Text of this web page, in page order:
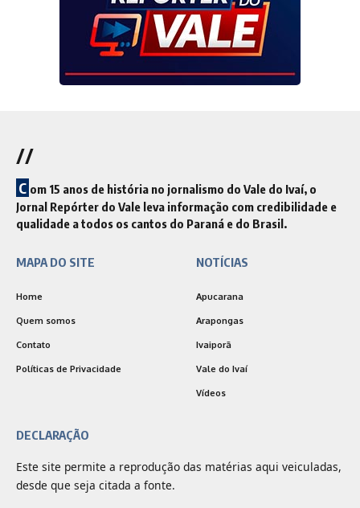
//
C om 15 anos de história no jornalismo do Vale do Ivaí, o
Jornal Repórter do Vale leva informação com credibilidade e
qualidade a todos os cantos do Paraná e do Brasil.
MAPA DO SITE
Home
Quem somos
Contato
Políticas de Privacidade
NOTÍCIAS
Apucarana
Arapongas
Ivaiporã
Vale do Ivaí
Vídeos
DECLARAÇÃO
Este site permite a reprodução das matérias aqui veiculadas,
desde que seja citada a fonte.